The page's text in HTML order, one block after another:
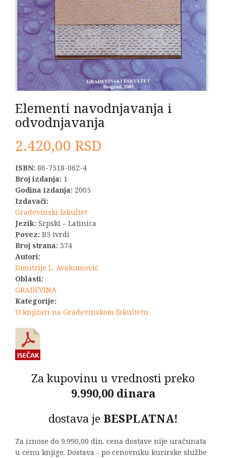
Elementi navodnjavanja i
odvodnjavanja
2.420,00 RSD
ISBN: 86-7518-062-4
Broj izdanja: 1
Godina izdanja: 2005
Izdavači:
Građevinski fakultet
Jezik: Srpski – Latinica
Povez: B5 tvrdi
Broj strana: 374
Autori:
Dimitrije L. Avakumović
Oblasti:
GRAĐEVINA
Kategorije:
U knjižari na Građevinskom fakultetu
Za kupovinu u vrednosti preko
9.990,00 dinara
dostava je BESPLATNA!
Za iznose do 9.990,00 din. cena dostave nije uračunata
u cenu knjige. Dostava - po cenovniku kurirske službe